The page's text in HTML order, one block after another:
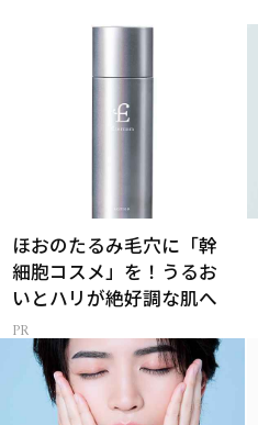
ほおのたるみ毛穴に「幹
細胞コスメ」を！うるお
いとハリが絶好調な肌へ